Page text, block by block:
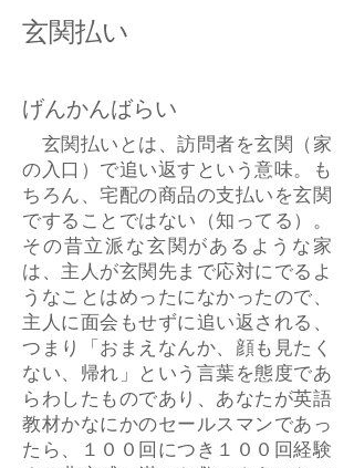
玄関払い
げんかんばらい
玄関払いとは、訪問者を玄関（家
の入口）で追い返すという意味。も
ちろん、宅配の商品の支払いを玄関
ですることではない（知ってる）。
その昔立派な玄関があるような家
は、主人が玄関先まで応対にでるよ
うなことはめったになかったので、
主人に面会もせずに追い返される、
つまり「おまえなんか、顔も見たく
ない、帰れ」という言葉を態度であ
らわしたものであり、あなたが英語
教材かなにかのセールスマンであっ
たら、１００回につき１００回経験